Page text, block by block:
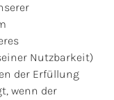
Nutzbarkeit)
der Erfüllung
wenn der